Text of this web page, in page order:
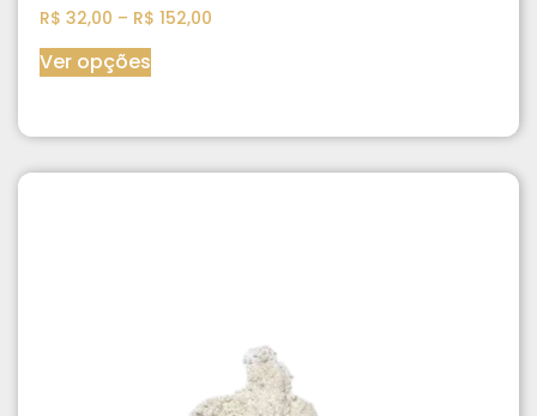
R$ 32,00 – R$ 152,00
Ver opções